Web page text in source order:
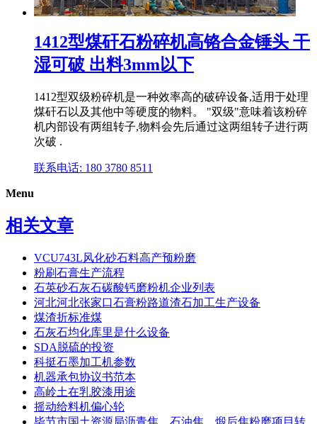
1412型煤矸石粉碎机高铬合金锤头 干
湿可破 出料3mm以下
1412型双级粉碎机是一种效率高的破碎设备,适用于处理
煤矸石以及其他中等硬度的物料。 "双级"意味着该粉碎
机内部设有两组转子,物料会先后通过这两组转子进行两
次破 .
联系电话: 180 3780 8511
Menu
相关文章
VCU743L风化砂石料高产预粉磨
粉刷石膏生产流程
石英砂石灰石碳酸钙磨粉机企业列表
河北河北张家口石膏粉路道渣石加工生产设备
煤渣折标准煤
石灰石均化库里是什么设备
SDA脱硫的投资
科挺石墨加工机参数
机器承包协议书范本
高岭土在乳胶漆用途
摇动给料机偏心轮
毕节市国土资源局沥青焦、石油焦、煅后焦粉磨项目转